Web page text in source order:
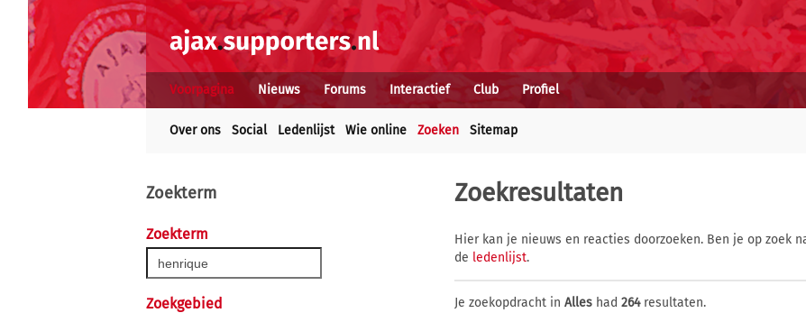
Voorpagina Nieuws Forums Interactief Club Profiel
Over ons Social Ledenlijst Wie online Zoeken Sitemap
Zoekterm
Zoekterm
Zoekgebied
Zoekresultaten
Hier kan je nieuws en reacties doorzoeken. Ben je op zoek
de ledenlijst.
Je zoekopdracht in Alles had 264resultaten.